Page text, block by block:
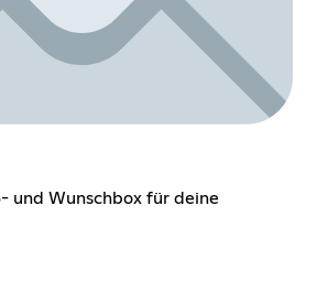
und Wunschbox für deine